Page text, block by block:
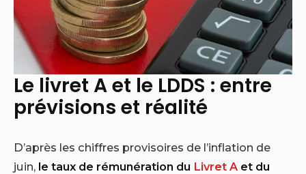
Le livret A et le LDDS : entre
prévisions et réalité
D’après les chiffres provisoires de l’inflation de
juin, le taux de rémunération du Livret A et du